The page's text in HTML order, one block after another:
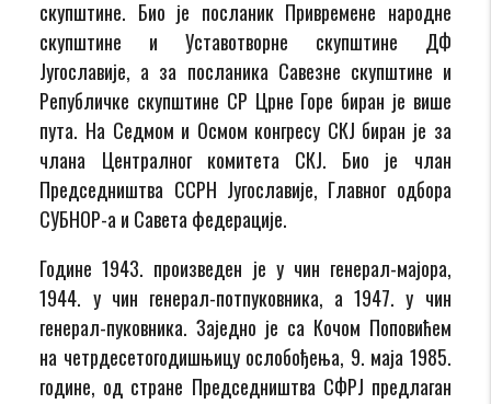
скупштине. Био је посланик Привремене народне
скупштине и Уставотворне скупштине ДФ
Југославије, а за посланика Савезне скупштине и
Републичке скупштине СР Црне Горе биран је више
пута. На Седмом и Осмом конгресу СКЈ биран је за
члана Централног комитета СКЈ. Био је члан
Председништва ССРН Југославије, Главног одбора
СУБНОР-а и Савета федерације.
Године 1943. произведен је у чин генерал-мајора,
1944. у чин генерал-потпуковника, а 1947. у чин
генерал-пуковника. Заједно је са Кочом Поповићем
на четрдесетогодишњицу ослобођења, 9. маја 1985.
године, од стране Председништва СФРЈ предлаган